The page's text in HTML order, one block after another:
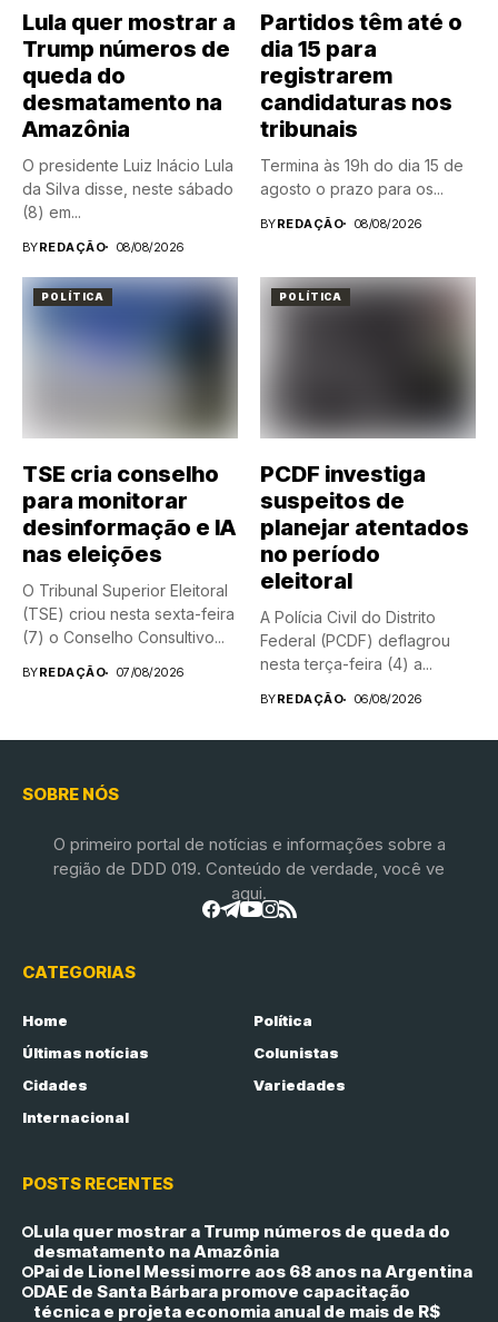
Lula quer mostrar a
Trump números de
queda do
desmatamento na
Amazônia
O presidente Luiz Inácio Lula
da Silva disse, neste sábado
(8) em...
BYREDAÇÃO 08/08/2026
Partidos têm até o
dia 15 para
registrarem
candidaturas nos
tribunais
Termina às 19h do dia 15 de
agosto o prazo para os...
BYREDAÇÃO 08/08/2026
POLÍTICA
TSE cria conselho
para monitorar
desinformação e IA
nas eleições
O Tribunal Superior Eleitoral
(TSE) criou nesta sexta-feira
(7) o Conselho Consultivo...
BYREDAÇÃO 07/08/2026
POLÍTICA
PCDF investiga
suspeitos de
planejar atentados
no período
eleitoral
A Polícia Civil do Distrito
Federal (PCDF) deflagrou
nesta terça-feira (4) a...
BYREDAÇÃO 06/08/2026
SOBRE NÓS
O primeiro portal de notícias e informações sobre a
região de DDD 019. Conteúdo de verdade, você ve
aqui.
CATEGORIAS
Home
Política
Últimas notícias
Colunistas
Cidades
Variedades
Internacional
POSTS RECENTES
Lula quer mostrar a Trump números de queda do
desmatamento na Amazônia
Pai de Lionel Messi morre aos 68 anos na Argentina
DAE de Santa Bárbara promove capacitação
técnica e projeta economia anual de mais de R$